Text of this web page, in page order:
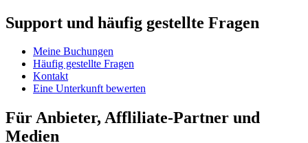
Support und häufig gestellte Fragen
Meine Buchungen
Häufig gestellte Fragen
Kontakt
Eine Unterkunft bewerten
Für Anbieter, Affliliate-Partner und
Medien